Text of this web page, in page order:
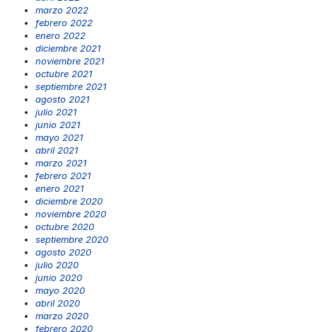
marzo 2022
febrero 2022
enero 2022
diciembre 2021
noviembre 2021
octubre 2021
septiembre 2021
agosto 2021
julio 2021
junio 2021
mayo 2021
abril 2021
marzo 2021
febrero 2021
enero 2021
diciembre 2020
noviembre 2020
octubre 2020
septiembre 2020
agosto 2020
julio 2020
junio 2020
mayo 2020
abril 2020
marzo 2020
febrero 2020